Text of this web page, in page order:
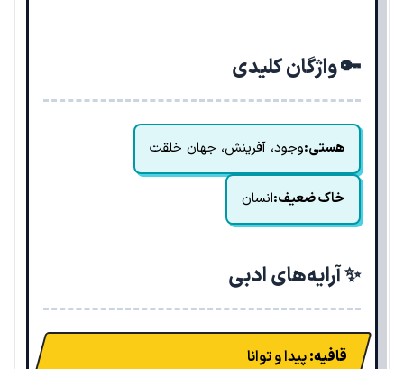
🔑 واژگان کلیدی
هستی:وجود، آفرینش، جهان خلقت
خاک ضعیف:انسان
✨ آرایه‌های ادبی
قافیه:پیدا و توانا